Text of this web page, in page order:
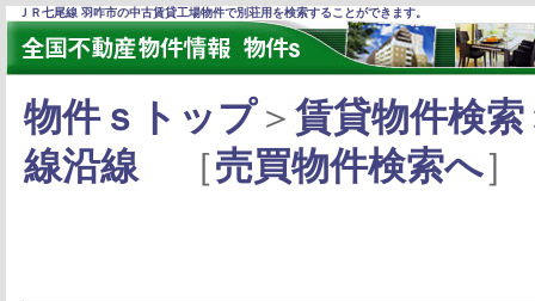
ＪＲ七尾線 羽咋市の中古賃貸工場物件で別荘用を検索することができます。
物件ｓトップ＞ 賃貸物件検索
線沿線［売買物件検索へ］